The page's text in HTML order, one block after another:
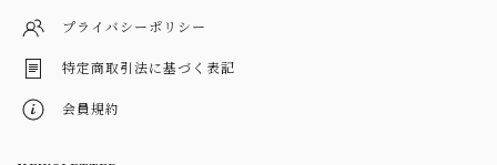
プライバシーポリシー
特定商取引法に基づく表記
会員規約